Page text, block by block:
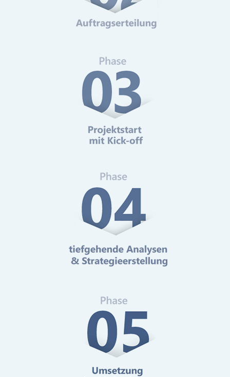
Web-Analytics
Mehr erfahren
Online-Marketing Beratung
Mehr erfahren
Digitale Barrierefreiheit